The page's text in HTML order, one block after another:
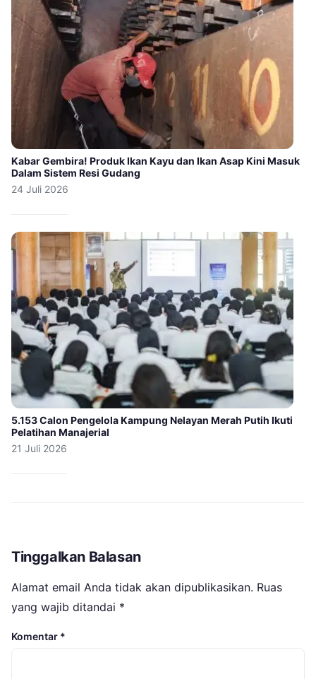
Kabar Gembira! Produk Ikan Kayu dan Ikan Asap Kini Masuk
Dalam Sistem Resi Gudang
24 Juli 2026
5.153 Calon Pengelola Kampung Nelayan Merah Putih Ikuti
Pelatihan Manajerial
21 Juli 2026
Tinggalkan Balasan
Alamat email Anda tidak akan dipublikasikan. Ruas
yang wajib ditandai *
Komentar *